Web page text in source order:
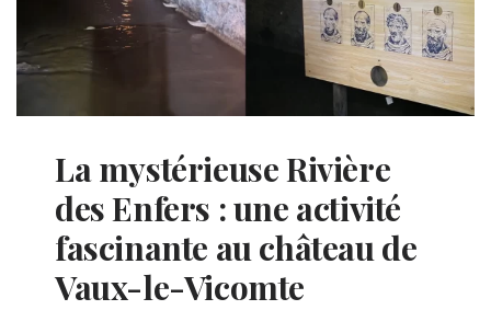
La mystérieuse Rivière
des Enfers : une activité
fascinante au château de
Vaux-le-Vicomte